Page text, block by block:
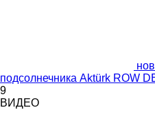
подсолнечника Aktürk ROW
9
ВИДЕО